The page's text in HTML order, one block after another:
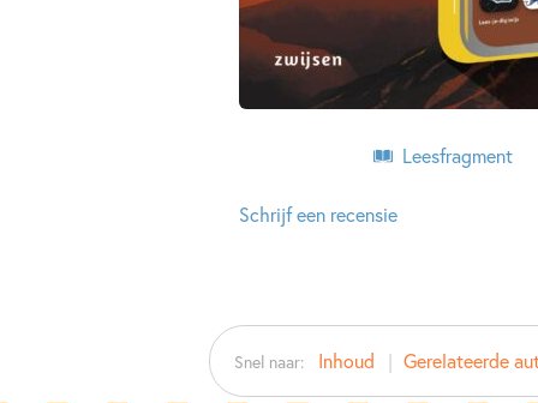
Leesfragment
Schrijf een recensie
Snel naar: Inhoud Gerelateerde